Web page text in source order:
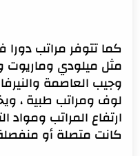
كما تتوفر مراتب
مثل ميلودي وماريوت
وجيب العاصمة
لوف ومراتب طبية ،
ارتفاع المراتب ومواد
كانت متصلة أو